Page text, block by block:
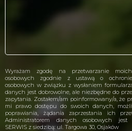
Wyrażam zgodę na przetwarzanie
osobowych zgodnie z ustawą o
osobowych w związku z wysłaniem
danych jest dobrowolne, ale niezbędne do
zapytania. Zostałem/am poinformowany/a, że
mi prawo dostępu do swoich danych,
poprawiania, żądania zaprzestania ich
Administratorem danych osobowych jest
SERWIS z siedzibą: ul. Targowa 30, Osjaków